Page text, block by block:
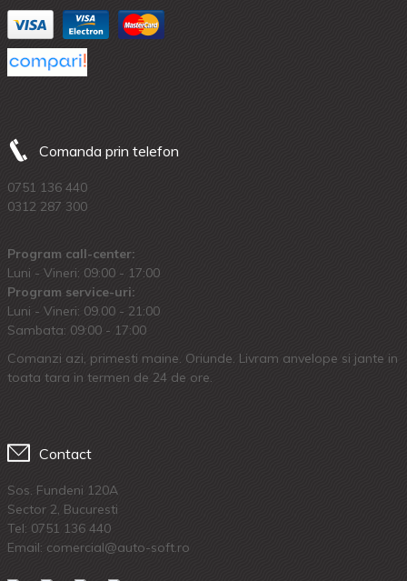
Comanda prin telefon
0751 136 440
0312 287 300
Program call-center:
Luni - Vineri: 09:00 - 17:00
Program service-uri:
Luni - Vineri: 09.00 - 21:00
Sambata: 09:00 - 17:00
Comanzi azi, primesti maine. Oriunde. Livram anvelope si jante in
toata tara in termen de 24 de ore.
Contact
Sos. Fundeni 120A
Sector 2, Bucuresti
Tel: 0751 136 440
Email: comercial@auto-soft.ro